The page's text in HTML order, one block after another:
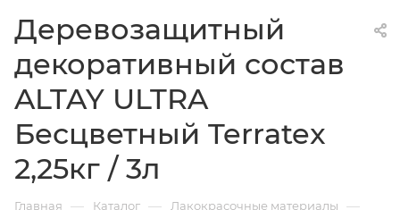
Деревозащитный
декоративный состав
ALTAY ULTRA
Бесцветный Terratex
2,25кг / 3л
Главная — Каталог — Лакокрасочные материалы —